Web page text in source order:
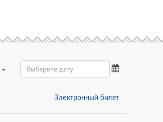
Электронный билет